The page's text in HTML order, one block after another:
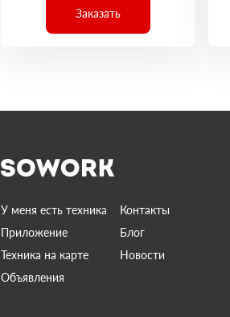
Заказать
У меня есть техника
Контакты
Приложение
Блог
Техника на карте
Новости
Объявления